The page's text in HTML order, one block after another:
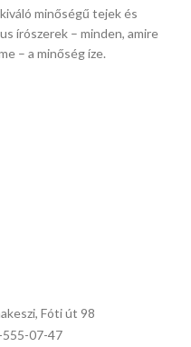
minőségű tejek és
írószerek – minden, amire
– a minőség íze.
Fóti út 98
07-47